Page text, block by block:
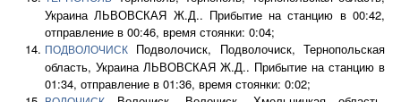
Украина ЛЬВОВСКАЯ Ж.Д.. Прибытие на станцию в 00:42,
отправление в 00:46, время стоянки: 0:04;
ПОДВОЛОЧИСК
Подволочиск, Подволочиск, Тернопольская
область, Украина ЛЬВОВСКАЯ Ж.Д.. Прибытие на станцию в
01:34, отправление в 01:36, время стоянки: 0:02;